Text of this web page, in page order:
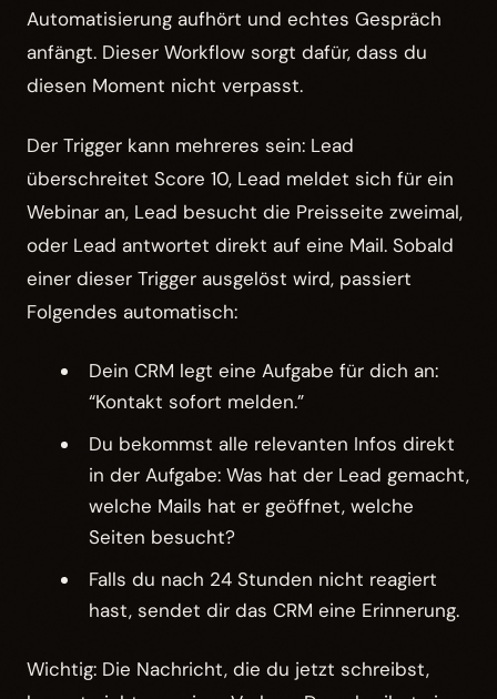
Automatisierung aufhört und echtes Gespräch
anfängt. Dieser Workflow sorgt dafür, dass du
diesen Moment nicht verpasst.
Der Trigger kann mehreres sein: Lead
überschreitet Score 10, Lead meldet sich für ein
Webinar an, Lead besucht die Preisseite zweimal,
oder Lead antwortet direkt auf eine Mail. Sobald
einer dieser Trigger ausgelöst wird, passiert
Folgendes automatisch:
Dein CRM legt eine Aufgabe für dich an:
“Kontakt sofort melden.”
Du bekommst alle relevanten Infos direkt
in der Aufgabe: Was hat der Lead gemacht,
welche Mails hat er geöffnet, welche
Seiten besucht?
Falls du nach 24 Stunden nicht reagiert
hast, sendet dir das CRM eine Erinnerung.
Wichtig: Die Nachricht, die du jetzt schreibst,